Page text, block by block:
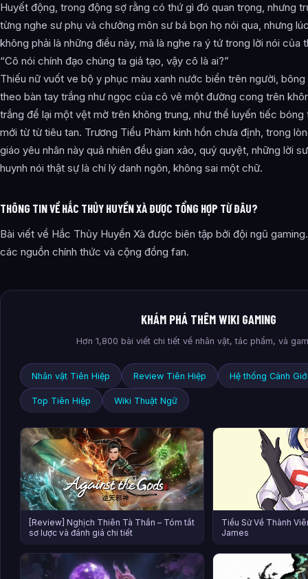
Huyết động, trong động sợ rằng có thứ gì đó quan trọng, nhưng
từng nghe sư phụ và chưởng môn sư bá bọn họ nói qua, nhưng
không phải là những điều này, mà là nghe ra ý tứ trong lời nói của
“Cô nói chính đạo chúng ta giả tạo, vậy cô là ai?”
Thiếu nữ vuốt ve bộ y phục màu xanh nước biển trên người,
theo bàn tay trắng như ngọc của cô vẽ một đường cong trên
trắng để lại một vệt mờ trên không trung, như thể luyến tiếc bóng
mới từ từ tiêu tan. Trương Tiểu Phàm kinh hồn chưa định, trong
giáo yêu nhân này quả nhiên đều gian xảo, quỷ quyệt, những lời
huynh nói thật sự là chí lý danh ngôn, không sai một chữ.
THÔNG TIN VỀ HẮC THỦY HUYỀN XÀ ĐƯỢC TỔNG HỢP TỪ ĐÂU?
Bài viết về Hắc Thủy Huyền Xà được biên tập bởi đội ngũ
các nguồn chính thức và cộng đồng fan.
KHÁM PHÁ THÊM WIKI GAMING
Hơn 1,800 bài viết chi tiết về nhân vật, tác phẩm, và
Nhân vật Tiên Hiệp Review Tiên Hiệp Hệ thống Cảnh
Top Tiên Hiệp Wiki Thuật Ngữ
[Review] Nghịch Thiên Tà Thần – Tóm tắt
sơ lược và đánh giá chi tiết
Tiểu Sử Về Thành
James